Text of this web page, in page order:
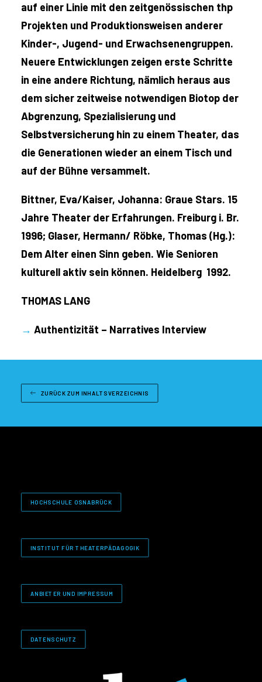
auf einer Linie mit den zeitgenössischen thp
Projekten und Produktionsweisen anderer
Kinder-, Jugend- und Erwachsenengruppen.
Neuere Entwicklungen zeigen erste Schritte
in eine andere Richtung, nämlich heraus aus
dem sicher zeitweise notwendigen Biotop der
Abgrenzung, Spezialisierung und
Selbstversicherung hin zu einem Theater, das
die Generationen wieder an einem Tisch und
auf der Bühne versammelt.
Bittner, Eva/Kaiser, Johanna: Graue Stars. 15
Jahre Theater der Erfahrungen. Freiburg i. Br.
1996; Glaser, Hermann/ Röbke, Thomas (Hg.):
Dem Alter einen Sinn geben. Wie Senioren
kulturell aktiv sein können. Heidelberg 1992.
THOMAS LANG
→ Authentizität – Narratives Interview
ZURÜCK ZUM INHALTSVERZEICHNIS
HOCHSCHULE OSNABRÜCK
INSTITUT FÜR THEATERPÄDAGOGIK
ANBIETER UND IMPRESSUM
DATENSCHUTZ